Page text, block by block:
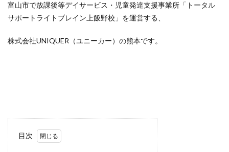
富山市で放課後等デイサービス・児童発達支援事業所「トータル
サポートライトブレイン上飯野校」を運営する、
株式会社UNIQUER（ユニーカー）の熊本です。
目次